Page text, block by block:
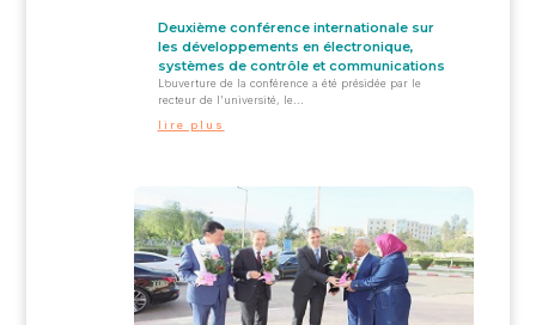
Deuxième conférence internationale sur
les développements en électronique,
systèmes de contrôle et communications
L’ouverture de la conférence a été présidée par le
recteur de l'université, le...
lire plus